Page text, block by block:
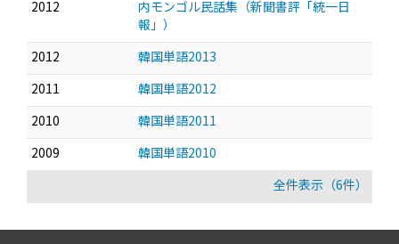
2012
内モンゴル民話集（新聞書評「統一日
報」）
2012
韓国単語2013
2011
韓国単語2012
2010
韓国単語2011
2009
韓国単語2010
全件表示（6件）